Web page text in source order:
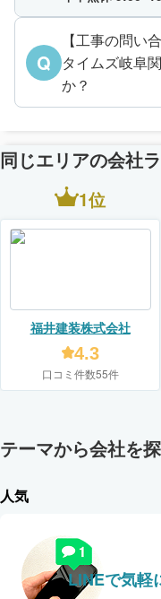
Q
【工事の問い
タイムズ岐阜
か？
同じエリアの会社
1位
福井建装株式会社
4.3
口コミ件数55件
テーマから会社を
人気
LINEで気軽